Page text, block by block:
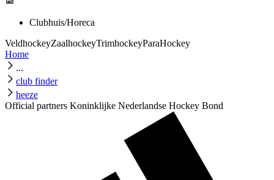
Clubhuis/Horeca
VeldhockeyZaalhockeyTrimhockeyParaHockey
Home
...
club finder
heeze
Official partners Koninklijke Nederlandse Hockey Bond